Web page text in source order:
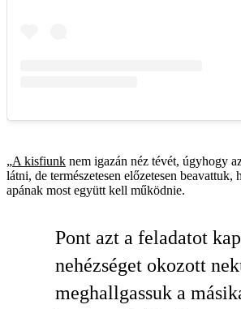
„A kis­fiunk nem igazán néz tévét, úgyhogy
látni, de természetesen előzetesen beavattuk,
apának most együtt kell működnie.
Pont azt a feladatot
nehézséget okozott
meghallgassuk a